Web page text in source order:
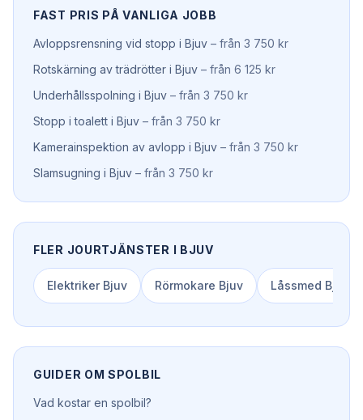
FAST PRIS PÅ VANLIGA JOBB
Avloppsrensning vid stopp i Bjuv – från 3 750 kr
Rotskärning av trädrötter i Bjuv – från 6 125 kr
Underhållsspolning i Bjuv – från 3 750 kr
Stopp i toalett i Bjuv – från 3 750 kr
Kamerainspektion av avlopp i Bjuv – från 3 750 kr
Slamsugning i Bjuv – från 3 750 kr
FLER JOURTJÄNSTER I BJUV
Elektriker Bjuv Rörmokare Bjuv Låssmed Bjuv
GUIDER OM SPOLBIL
Vad kostar en spolbil?